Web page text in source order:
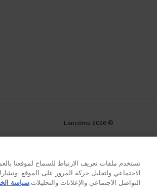
© Lancôme 2026
توصيل مجاني
نستخدم ملفات تعريف الارتباط للسماح لموقعنا
الاجتماعي ولتحليل حركة المرور على الموقع.
التواصل الاجتماعي والإعلانات والتحليلات.سياسة